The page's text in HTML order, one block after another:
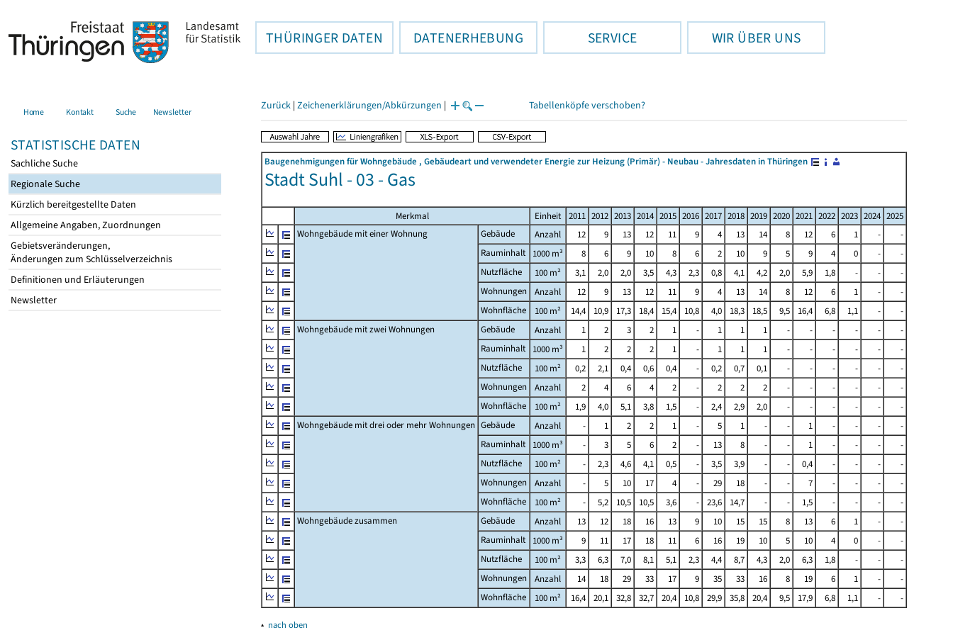
THÜRINGER DATEN DATENERHEBUNG SERVICE WIR ÜBER UNS
Home Kontakt Suche Newsletter
STATISTISCHE DATEN
Sachliche Suche
Regionale Suche
Kürzlich bereitgestellte Daten
Allgemeine Angaben, Zuordnungen
Gebietsveränderungen,
Änderungen zum Schlüsselverzeichnis
Definitionen und Erläuterungen
Newsletter
Zurück | Zeichenerklärungen/Abkürzungen | Tabellenköpfe verschoben?
Baugenehmigungen für Wohngebäude , Gebäudeart und verwendeter Energie zur Heizung (Primär) - Neubau - Jahresdaten in Thüringen
Stadt Suhl - 03 - Gas
Merkmal Einheit 2011 2012 2013 2014 2015 2016 2017 2018 2019 2020 2021 2022 2023 2024 2025
Wohngebäude mit einer Wohnung
Gebäude Anzahl 12 9 13 12 11 9 4 13 14 8 12 6 1 -
-
Rauminhalt
1000 m³ 8 6 9 10 8 6 2 10 9 5 9 4 0 -
-
Nutzfläche
100 m² 3,1 2,0 2,0 3,5 4,3 2,3 0,8 4,1 4,2 2,0 5,9 1,8 - -
-
Wohnungen
Anzahl 12 9 13 12 11 9 4 13 14 8 12 6 1 -
-
Wohnfläche
100 m² 14,4 10,9 17,3 18,4 15,4 10,8 4,0 18,3 18,5 9,5 16,4 6,8 1,1 -
-
Wohngebäude mit zwei Wohnungen
Gebäude Anzahl 1 2 3 2 1 - 1 1 1 - - - - -
-
Rauminhalt
1000 m³ 1 2 2 2 1 - 1 1 1 - - - - -
-
Nutzfläche
100 m² 0,2 2,1 0,4 0,6 0,4 - 0,2 0,7 0,1 - - - - -
-
Wohnungen
Anzahl 2 4 6 4 2 - 2 2 2 - - - - -
-
Wohnfläche
100 m² 1,9 4,0 5,1 3,8 1,5 - 2,4 2,9 2,0 - - - - -
-
Wohngebäude mit drei oder mehr Wohnungen Gebäude Anzahl - 1 2 2 1 - 5 1 - - 1 - - -
-
Rauminhalt
1000 m³ - 3 5 6 2 - 13 8 - - 1 - - -
-
Nutzfläche
100 m² - 2,3 4,6 4,1 0,5 - 3,5 3,9 - - 0,4 - - -
-
Wohnungen
Anzahl - 5 10 17 4 - 29 18 - - 7 - - -
-
Wohnfläche
100 m² - 5,2 10,5 10,5 3,6 - 23,6 14,7 - - 1,5 - - -
-
Wohngebäude zusammen
Gebäude Anzahl 13 12 18 16 13 9 10 15 15 8 13 6 1 -
-
Rauminhalt
1000 m³ 9 11 17 18 11 6 16 19 10 5 10 4 0 -
-
Nutzfläche
100 m² 3,3 6,3 7,0 8,1 5,1 2,3 4,4 8,7 4,3 2,0 6,3 1,8 - -
-
Wohnungen
Anzahl 14 18 29 33 17 9 35 33 16 8 19 6 1 -
-
Wohnfläche
100 m² 16,4 20,1 32,8 32,7 20,4 10,8 29,9 35,8 20,4 9,5 17,9 6,8 1,1 - -
▴ nach oben